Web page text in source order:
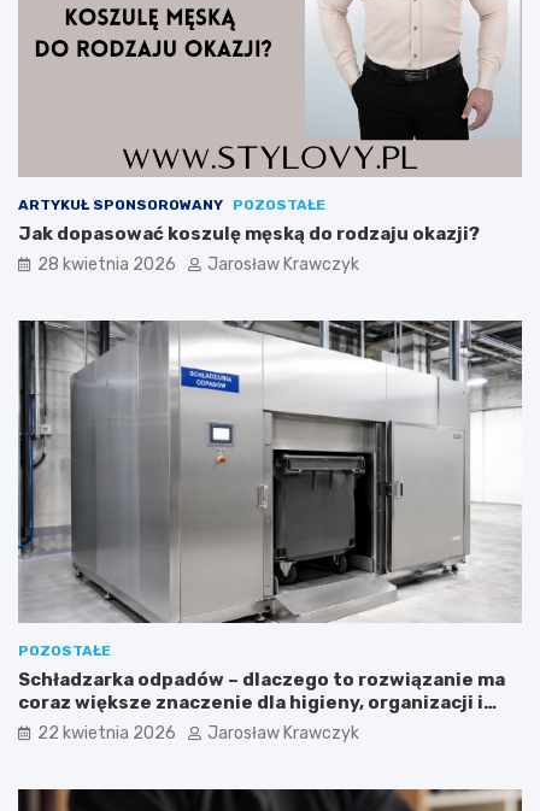
ARTYKUŁ SPONSOROWANY POZOSTAŁE
Jak dopasować koszulę męską do rodzaju okazji?
28 kwietnia 2026 Jarosław Krawczyk
POZOSTAŁE
Schładzarka odpadów – dlaczego to rozwiązanie ma
coraz większe znaczenie dla higieny, organizacji i
wygody pracy?
22 kwietnia 2026 Jarosław Krawczyk